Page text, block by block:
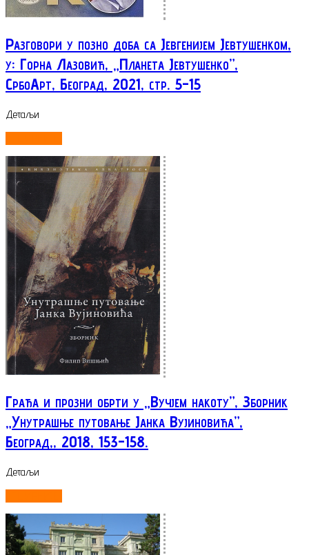
Разговори у позно доба са Јевгенијем Јевтушенком,
у: Горна Лазовић, „Планета Јевтушенко”,
СрбоАрт, Београд, 2021, стр. 5-15
Детаљи
Грађа и прозни обрти у „Вучјем накоту”, Зборник
„Унутрашње путовање Јанка Вујиновића”,
Београд,, 2018, 153-158.
Детаљи